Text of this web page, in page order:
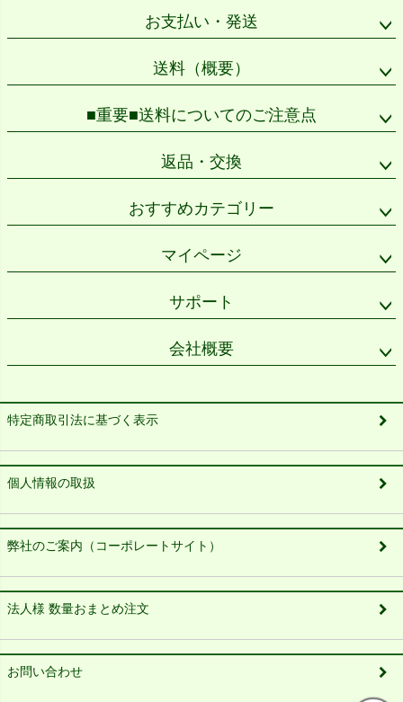
お支払い・発送
送料（概要）
■重要■送料についてのご注意点
返品・交換
おすすめカテゴリー
マイページ
サポート
会社概要
特定商取引法に基づく表示
個人情報の取扱
弊社のご案内（コーポレートサイト）
法人様 数量おまとめ注文
お問い合わせ